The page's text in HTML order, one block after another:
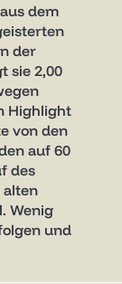
dem
der
sie 2,00
Highlight
von den
auf 60
des
alten
Wenig
und